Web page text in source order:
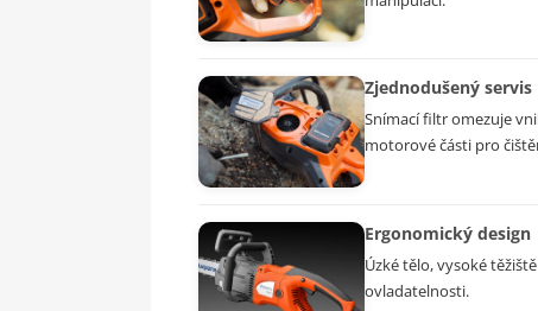
Zjednodušený servis
Snímací filtr omezuje
motorové části pro
Ergonomický design
Úzké tělo, vysoké
ovladatelnosti.